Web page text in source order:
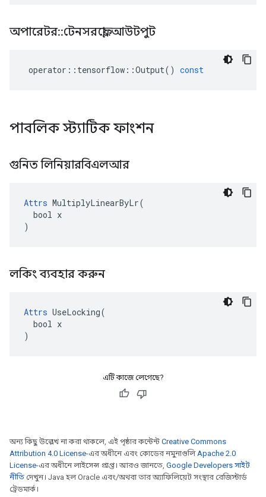
অপারেটর::টেনসরফ্লো::আউটপুট
operator :: tensorflow ::Output() const
পাবলিক স্ট্যাটিক ফাংশন
গুনিত লিনিয়ারবিএলআর
Attrs MultiplyLinearByLr(
  bool x
)
লকিং ব্যবহার করুন
Attrs UseLocking(
  bool x
)
এটি কাজে লেগেছে?
অন্য কিছু উল্লেখ না করা থাকলে, এই পৃষ্ঠার কন্টেন্ট Creative Commons
Attribution 4.0 License-এর অধীনে এবং কোডের নমুনাগুলিApache 2.0
License-এর অধীনে লাইসেন্স প্রাপ্ত। আরও জানতে, Google Developers সাইট
নীতি দেখুন। Java হল Oracle এবং/অথবা তার অ্যাফিলিয়েট সংস্থার রেজিস্টার্ড
ট্রেডমার্ক।